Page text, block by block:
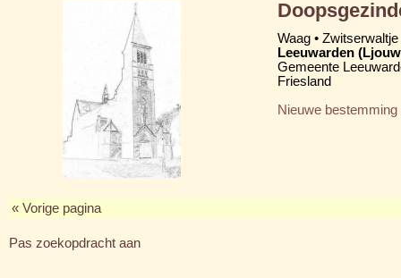
Waag • Zwitserwaltje
Leeuwarden
Gemeente
Friesland
Nieuwe bestemming
« Vorige pagina
Pas zoekopdracht aan